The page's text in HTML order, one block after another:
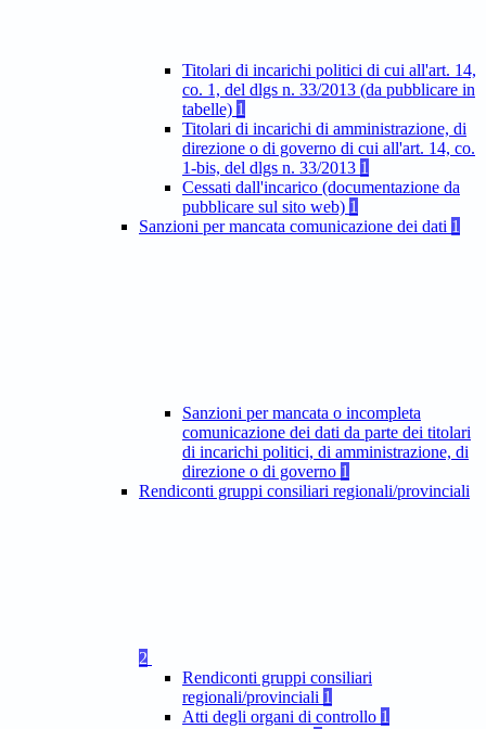
Titolari di incarichi politici di cui all'art. 14,
co. 1, del dlgs n. 33/2013 (da pubblicare in
tabelle) 1
Titolari di incarichi di amministrazione, di
direzione o di governo di cui all'art. 14, co.
1-bis, del dlgs n. 33/2013 1
Cessati dall'incarico (documentazione da
pubblicare sul sito web) 1
Sanzioni per mancata comunicazione dei dati 1
Sanzioni per mancata o incompleta
comunicazione dei dati da parte dei titolari
di incarichi politici, di amministrazione, di
direzione o di governo 1
Rendiconti gruppi consiliari regionali/provinciali
2
Rendiconti gruppi consiliari
regionali/provinciali 1
Atti degli organi di controllo 1